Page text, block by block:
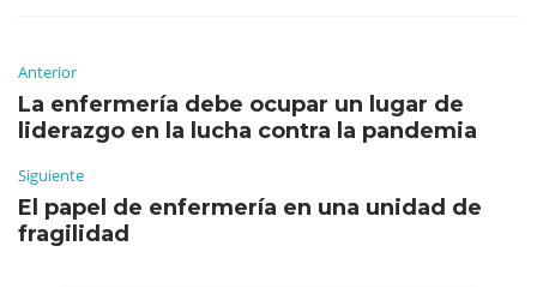
Anterior
La enfermería debe ocupar un lugar de
liderazgo en la lucha contra la pandemia
Siguiente
El papel de enfermería en una unidad de
fragilidad